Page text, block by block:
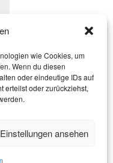
wie Cookies, um
Wenn du diesen
oder eindeutige IDs auf
erteilst oder zurückziehst,
Einstellungen ansehen